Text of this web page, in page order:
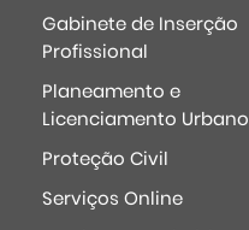
Gabinete de Inserção
Profissional
Planeamento e
Licenciamento Urbano
Proteção Civil
Serviços Online